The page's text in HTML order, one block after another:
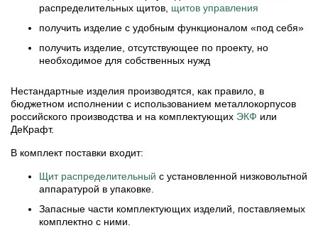
распределительных щитов, щитов управления
получить изделие с удобным функционалом «под себя»
получить изделие, отсутствующее по проекту, но
необходимое для собственных нужд
Нестандартные изделия производятся, как правило, в
бюджетном исполнении с использованием металлокорпусов
российского производства и на комплектующих ЭКФ или
ДеКрафт.
В комплект поставки входит:
Щит распределительный с установленной низковольтной
аппаратурой в упаковке.
Запасные части комплектующих изделий, поставляемых
комплектно с ними.